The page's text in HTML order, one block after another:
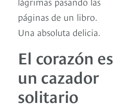
páginas de un libro.
Una absoluta delicia.
El corazón es
un cazador
solitario